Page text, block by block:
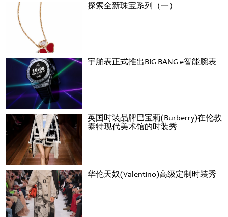
探索全新珠宝系列（一）
宇舶表正式推出BIG BANG e智能腕表
英国时装品牌巴宝莉(Burberry)在伦敦
泰特现代美术馆的时装秀
华伦天奴(Valentino)高级定制时装秀